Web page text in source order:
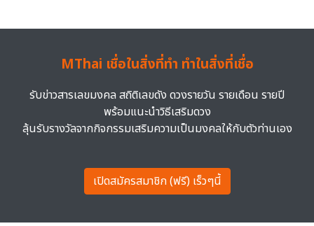
MThai เชื่อในสิ่งที่ทำ ทำในสิ่งที่เชื่อ
รับข่าวสารเลขมงคล สถิติเลขดัง ดวงรายวัน รายเดือน รายปี
พร้อมแนะนำวิธีเสริมดวง
ลุ้นรับรางวัลจากกิจกรรมเสริมความเป็นมงคลให้กับตัวท่านเอง
เปิดสมัครสมาชิก (ฟรี) เร็วๆนี้